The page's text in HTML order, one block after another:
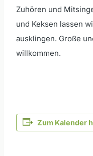
Zuhören und
und Keksen lassen
ausklingen. Große
willkommen.
Zum Kalender